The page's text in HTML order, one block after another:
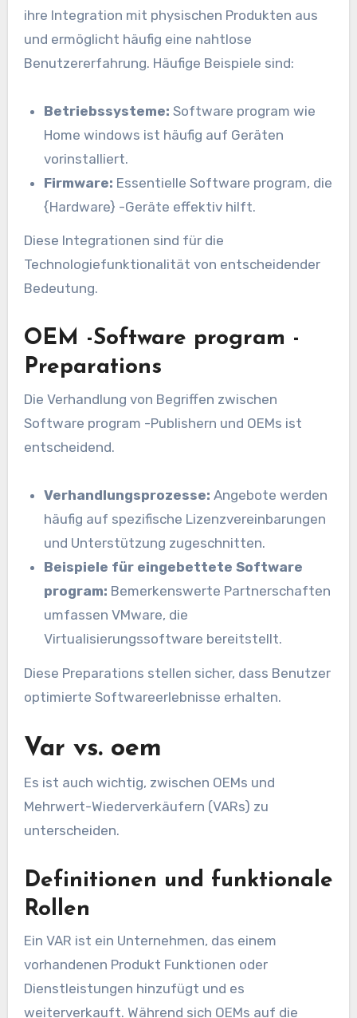
ihre Integration mit physischen Produkten aus
und ermöglicht häufig eine nahtlose
Benutzererfahrung. Häufige Beispiele sind:
Betriebssysteme: Software program wie
Home windows ist häufig auf Geräten
vorinstalliert.
Firmware: Essentielle Software program, die
{Hardware} -Geräte effektiv hilft.
Diese Integrationen sind für die
Technologiefunktionalität von entscheidender
Bedeutung.
OEM -Software program -
Preparations
Die Verhandlung von Begriffen zwischen
Software program -Publishern und OEMs ist
entscheidend.
Verhandlungsprozesse: Angebote werden
häufig auf spezifische Lizenzvereinbarungen
und Unterstützung zugeschnitten.
Beispiele für eingebettete Software
program: Bemerkenswerte Partnerschaften
umfassen VMware, die
Virtualisierungssoftware bereitstellt.
Diese Preparations stellen sicher, dass Benutzer
optimierte Softwareerlebnisse erhalten.
Var vs. oem
Es ist auch wichtig, zwischen OEMs und
Mehrwert-Wiederverkäufern (VARs) zu
unterscheiden.
Definitionen und funktionale
Rollen
Ein VAR ist ein Unternehmen, das einem
vorhandenen Produkt Funktionen oder
Dienstleistungen hinzufügt und es
weiterverkauft. Während sich OEMs auf die